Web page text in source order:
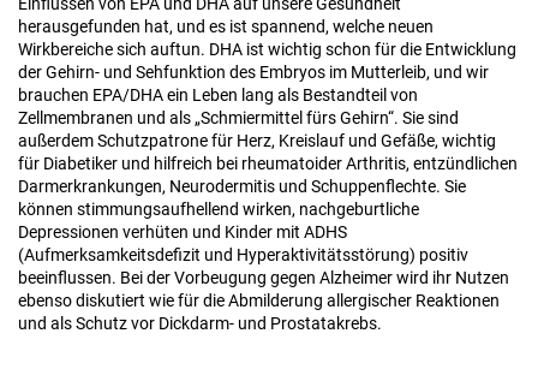
herausgefunden hat, und es ist spannend, welche neuen
Wirkbereiche sich auftun. DHA ist wichtig schon für die Entwicklung
der Gehirn- und Sehfunktion des Embryos im Mutterleib, und wir
brauchen EPA/DHA ein Leben lang als Bestandteil von
Zellmembranen und als „Schmiermittel fürs Gehirn“. Sie sind
außerdem Schutzpatrone für Herz, Kreislauf und Gefäße, wichtig
für Diabetiker und hilfreich bei rheumatoider Arthritis, entzündlichen
Darmerkrankungen, Neurodermitis und Schuppenflechte. Sie
können stimmungsaufhellend wirken, nachgeburtliche
Depressionen verhüten und Kinder mit ADHS
(Aufmerksamkeitsdefizit und Hyperaktivitätsstörung) positiv
beeinflussen. Bei der Vorbeugung gegen Alzheimer wird ihr Nutzen
ebenso diskutiert wie für die Abmilderung allergischer Reaktionen
und als Schutz vor Dickdarm- und Prostatakrebs.